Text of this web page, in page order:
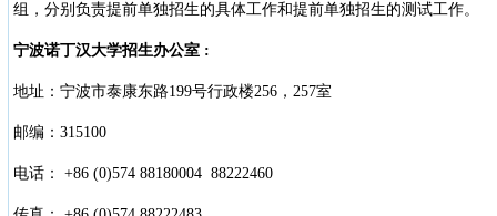
组，分别负责提前单独招生的具体工作和提前单独招生的测试工作。
宁波诺丁汉大学招生办公室 :
地址：宁波市泰康东路199号行政楼256，257室
邮编：315100
电话： +86 (0)574 88180004 88222460